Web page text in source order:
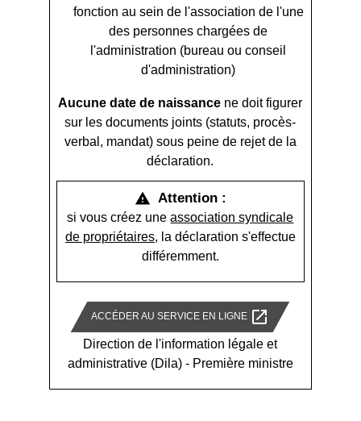
fonction au sein de l'association de l'une
des personnes chargées de
l'administration (bureau ou conseil
d'administration)
Aucune date de naissance ne doit figurer
sur les documents joints (statuts, procès-
verbal, mandat) sous peine de rejet de la
déclaration.
warning Attention :
si vous créez uneassociation syndicale
de propriétaires, la déclaration s'effectue
différemment.
ACCÉDER AU SERVICE EN LIGNE open_in_new
Direction de l'information légale et
administrative (Dila) - Première ministre